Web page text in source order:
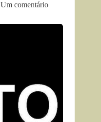
Um comentário